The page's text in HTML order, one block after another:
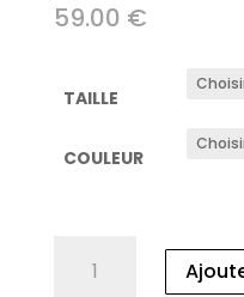
59.00 €
TAILLE
COULEUR